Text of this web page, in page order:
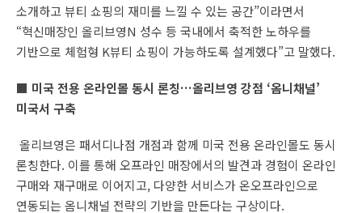
소개하고 뷰티 쇼핑의 재미를 느낄 수 있는 공간”이라면서
“혁신매장인 올리브영N 성수 등 국내에서 축적한 노하우를
기반으로 체험형 K뷰티 쇼핑이 가능하도록 설계했다”고 말했다.
■ 미국 전용 온라인몰 동시 론칭…올리브영 강점 ‘옴니채널’
미국서 구축
올리브영은 패서디나점 개점과 함께 미국 전용 온라인몰도 동시
론칭한다. 이를 통해 오프라인 매장에서의 발견과 경험이 온라인
구매와 재구매로 이어지고, 다양한 서비스가 온오프라인으로
연동되는 옴니채널 전략의 기반을 만든다는 구상이다.